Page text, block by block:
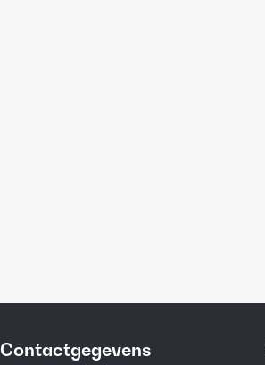
Contactgegevens